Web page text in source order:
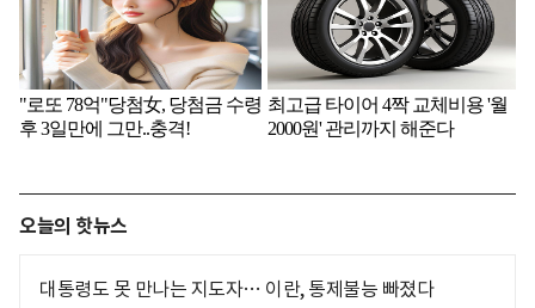
오늘의 핫뉴스
대통령도 못 만나는 지도자… 이란, 통제불능 빠졌다